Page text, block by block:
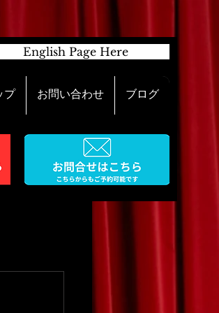
English Page Here
プ お問い合わせ ブログ